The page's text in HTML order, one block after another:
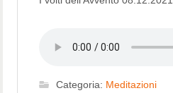
Categoria: Meditazioni